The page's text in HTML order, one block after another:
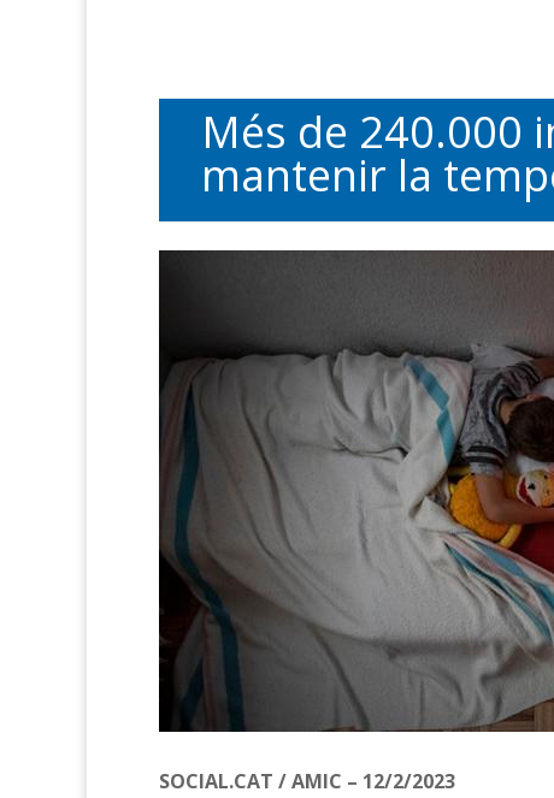
Més de 240.000
mantenir la
SOCIAL.CAT / AMIC – 12/2/2023